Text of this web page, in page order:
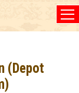
(Depot